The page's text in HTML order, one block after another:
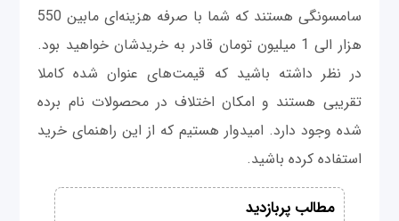
سامسونگی هستند که شما با صرفه هزینه‌ای مابین 550
هزار الی 1 میلیون تومان قادر به خریدشان خواهید بود.
در نظر داشته باشید که قیمت‌های عنوان شده کاملا
تقریبی هستند و امکان اختلاف در محصولات نام برده
شده وجود دارد. امیدوار هستیم که از این راهنمای خرید
استفاده کرده باشید.
مطالب پربازدید